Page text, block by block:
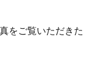
をご覧いただきた